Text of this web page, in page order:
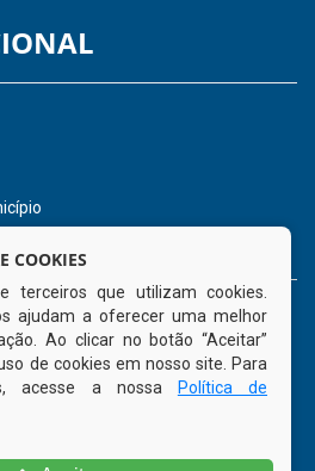
,10 de
60
14:00hs
COOKIES
terceiros que utilizam cookies.
ajudam a oferecer uma melhor
Ao clicar no botão “Aceitar”
de cookies em nosso site. Para
acesse a nossa
Política de